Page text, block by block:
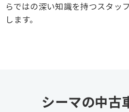
らではの深い知識を持つスタッ
します。
シーマの中古